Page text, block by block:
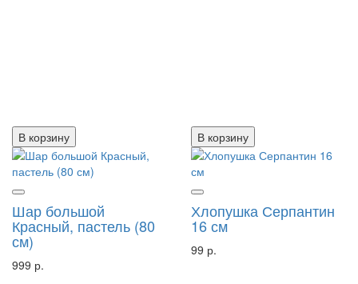
В корзину В корзину
Шар большой
Красный, пастель (80
см)
999 р.
Хлопушка Серпантин
16 см
99 р.